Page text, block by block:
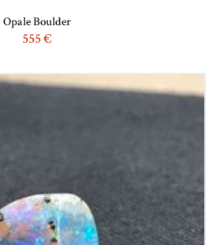
Opale Boulder
555€